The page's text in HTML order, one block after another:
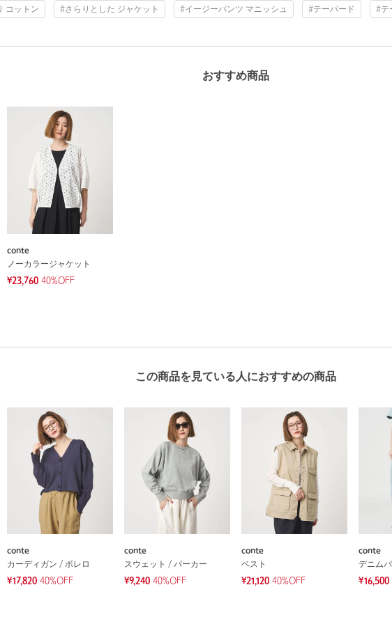
コットン #さらりとした ジャケット #イージーパンツ マニッシュ #テーパード #テ
おすすめ商品
conte
ノーカラージャケット
¥23,760 40%OFF
この商品を見ている人におすすめの商品
conte
カーディガン / ボレロ
¥17,820 40%OFF
conte
スウェット / パーカー
¥9,240 40%OFF
conte
ベスト
¥21,120 40%OFF
conte
デニム
¥16,500